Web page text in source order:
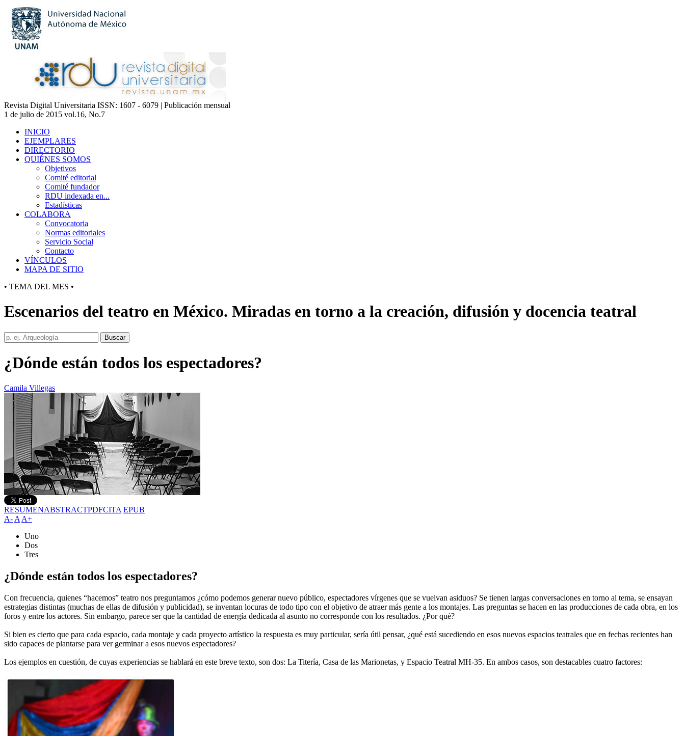
Revista Digital Universitaria ISSN: 1607 - 6079 | Publicación mensual
1 de julio de 2015 vol.16, No.7
INICIO
EJEMPLARES
DIRECTORIO
QUIÉNES SOMOS
Objetivos
Comité editorial
Comité fundador
RDU indexada en...
Estadísticas
COLABORA
Convocatoria
Normas editoriales
Servicio Social
Contacto
VÍNCULOS
MAPA DE SITIO
• TEMA DEL MES •
Escenarios del teatro en México. Miradas en torno a la creación, difusión y docencia teatral
Buscar
¿Dónde están todos los espectadores?
Camila Villegas
RESUMENABSTRACTPDFCITA EPUB
A- A A+
Uno
Dos
Tres
¿Dónde están todos los espectadores?
Con frecuencia, quienes “hacemos” teatro nos preguntamos ¿cómo podemos generar nuevo público, espectadores vírgenes que se vuelvan asiduos? Se tienen largas conversaciones en torno al tema, se ensayan
estrategias distintas (muchas de ellas de difusión y publicidad), se inventan locuras de todo tipo con el objetivo de atraer más gente a los montajes. Las preguntas se hacen en las producciones de cada obra, en los
foros y entre los actores. Sin embargo, parece ser que la cantidad de energía dedicada al asunto no corresponde con los resultados. ¿Por qué?
Si bien es cierto que para cada espacio, cada montaje y cada proyecto artístico la respuesta es muy particular, sería útil pensar, ¿qué está sucediendo en esos nuevos espacios teatrales que en fechas recientes han
sido capaces de plantarse para ver germinar a esos nuevos espectadores?
Los ejemplos en cuestión, de cuyas experiencias se hablará en este breve texto, son dos: La Titería, Casa de las Marionetas, y Espacio Teatral MH-35. En ambos casos, son destacables cuatro factores: